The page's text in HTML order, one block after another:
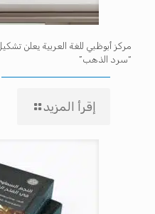
مركز أبوظبي للغة العربية يعلن
“سرد الذهب”
إقرأ المزيد